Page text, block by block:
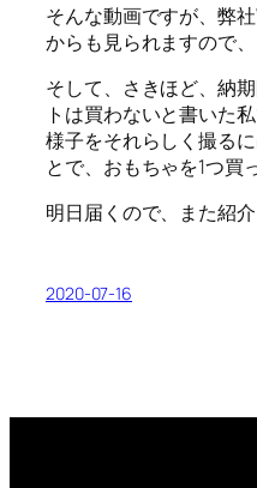
そんな動画ですが、弊
からも見られますので
そして、さきほど、納
トは買わないと書いた
様子をそれらしく撮る
とで、おもちゃを1つ買
明日届くので、また紹
2020-07-16